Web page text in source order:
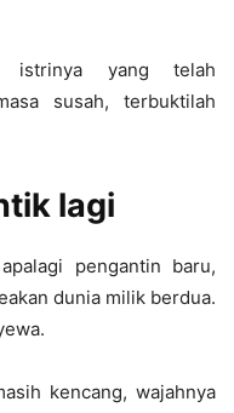
istrinya yang telah
susah, terbuktilah
lagi
pengantin baru,
dunia milik berdua.
kencang, wajahnya